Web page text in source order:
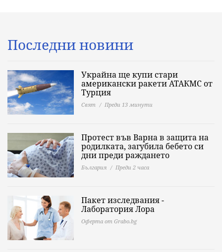
Последни новини
Украйна ще купи стари
американски ракети АТАКМС от
Турция
Свят Преди 13 минути
Протест във Варна в защита на
родилката, загубила бебето си
дни преди раждането
България Преди 2 часа
Пакет изследвания -
Лаборатория Лора
Оферта от Grabo.bg